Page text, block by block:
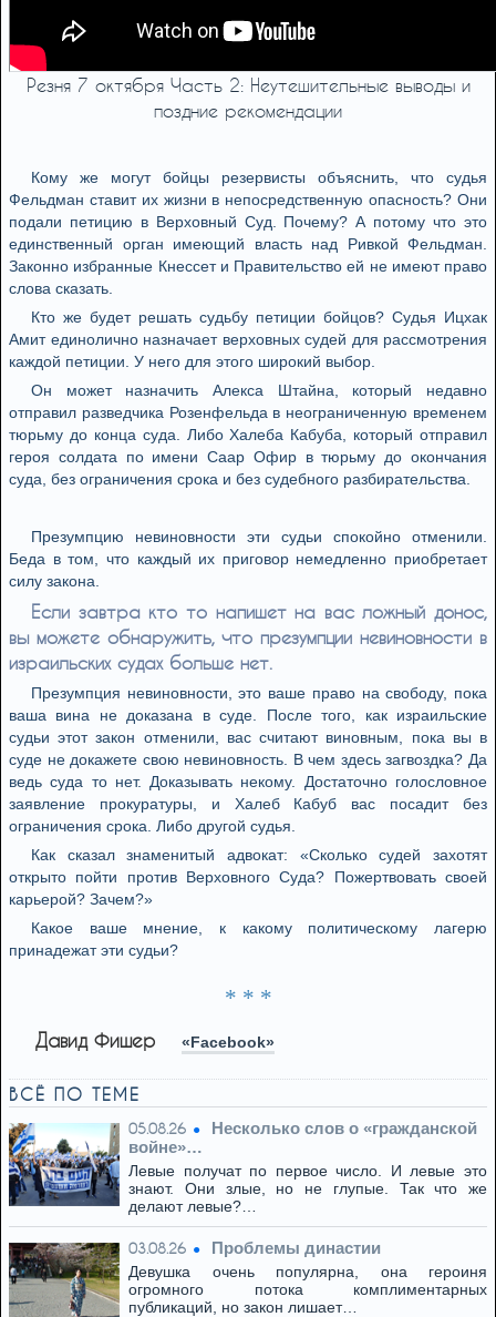
Резня 7 октября Часть 2: Неутешительные выводы и
поздние рекомендации
Кому же могут бойцы резервисты объяснить, что судья
Фельдман ставит их жизни в непосредственную опасность? Они
подали петицию в Верховный Суд. Почему? А потому что это
единственный орган имеющий власть над Ривкой Фельдман.
Законно избранные Кнессет и Правительство ей не имеют право
слова сказать.
Кто же будет решать судьбу петиции бойцов? Судья Ицхак
Амит единолично назначает верховных судей для рассмотрения
каждой петиции. У него для этого широкий выбор.
Он может назначить Алекса Штайна, который недавно
отправил разведчика Розенфельда в неограниченную временем
тюрьму до конца суда. Либо Халеба Кабуба, который отправил
героя солдата по имени Саар Офир в тюрьму до окончания
суда, без ограничения срока и без судебного разбирательства.
Презумпцию невиновности эти судьи спокойно отменили.
Беда в том, что каждый их приговор немедленно приобретает
силу закона.
Если завтра кто то напишет на вас ложный донос,
вы можете обнаружить, что презумпции невиновности в
израильских судах больше нет.
Презумпция невиновности, это ваше право на свободу, пока
ваша вина не доказана в суде. После того, как израильские
судьи этот закон отменили, вас считают виновным, пока вы в
суде не докажете свою невиновность. В чем здесь загвоздка? Да
ведь суда то нет. Доказывать некому. Достаточно голословное
заявление прокуратуры, и Халеб Кабуб вас посадит без
ограничения срока. Либо другой судья.
Как сказал знаменитый адвокат: «Сколько судей захотят
открыто пойти против Верховного Суда? Пожертвовать своей
карьерой? Зачем?»
Какое ваше мнение, к какому политическому лагерю
принадежат эти судьи?
* * *
Давид Фишер «Facebook»
ВСЁ ПО ТЕМЕ
05.08.26
Несколько слов о «гражданской
войне»…
Левые получат по первое число. И левые это
знают. Они злые, но не глупые. Так что же
делают левые?…
03.08.26 Проблемы династии
Девушка очень популярна, она героиня
огромного потока комплиментарных
публикаций, но закон лишает…